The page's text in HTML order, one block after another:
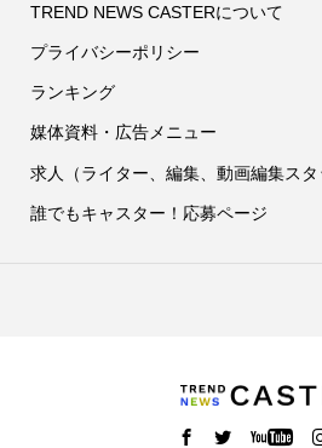
TREND NEWS CASTERについて
プライバシーポリシー
ランキング
媒体資料・広告メニュー
求人（ライター、編集、動画編集スタ
誰でもキャスター！応募ページ